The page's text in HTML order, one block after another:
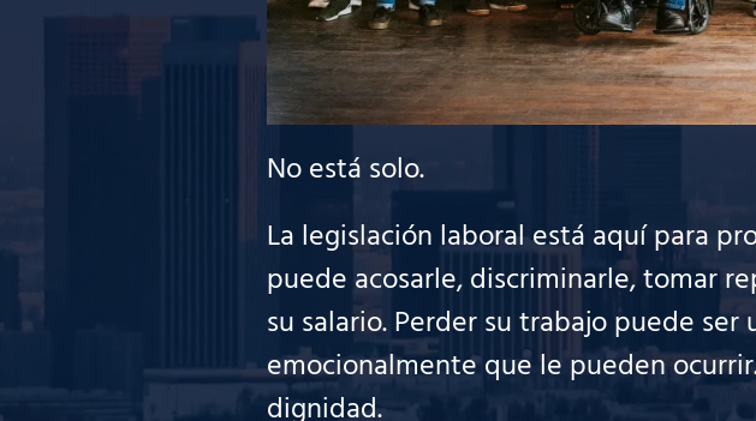
No está solo.
La legislación laboral está aquí para
puede acosarle, discriminarle, tomar
su salario. Perder su trabajo puede
emocionalmente que le pueden
dignidad.